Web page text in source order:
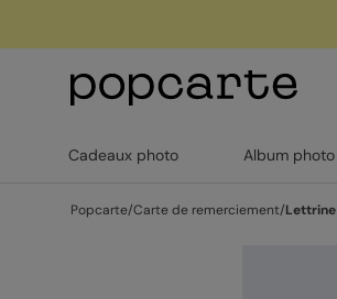
Cadeaux photo Album photo
Popcarte/Carte de remerciement/Lettrine